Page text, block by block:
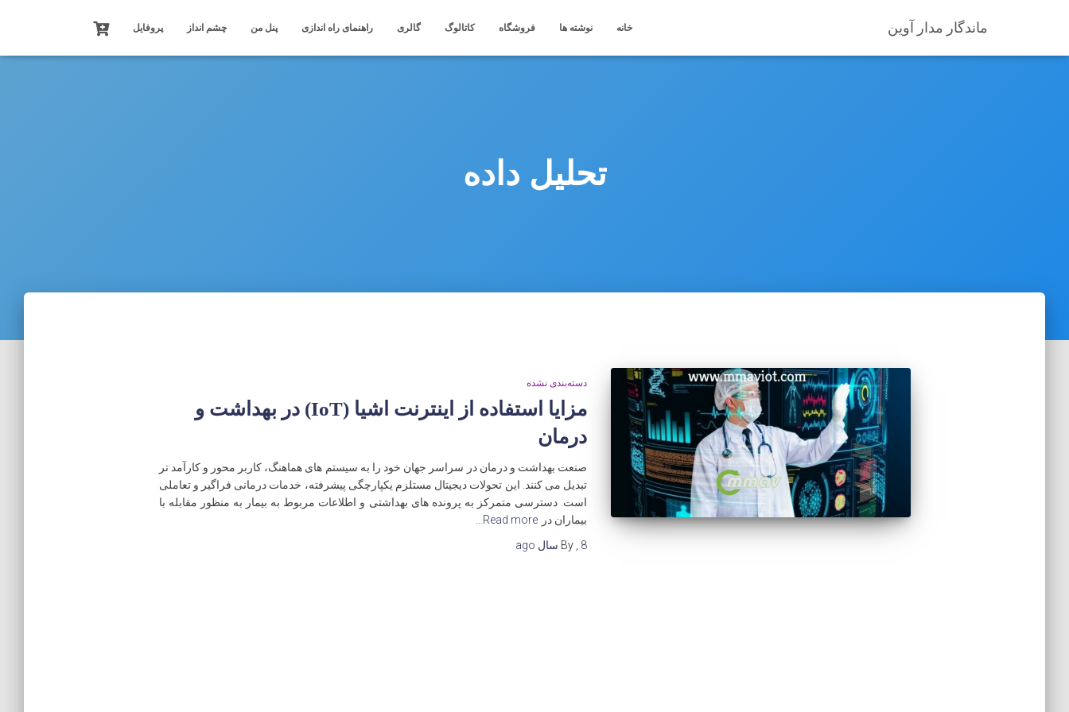
ماندگار مدار آوین خانه نوشته ها فروشگاه کاتالوگ گالری راهنمای راه اندازی پنل من چشم انداز پروفایل
تحلیل داده
دسته‌بندی نشده
مزایا استفاده از اینترنت اشیا (IoT) در بهداشت و
درمان
صنعت بهداشت و درمان در سراسر جهان خود را به سیستم های هماهنگ، کاربر محور و کارآمد تر
تبدیل می کنند. این تحولات دیجیتال مستلزم یکپارچگی پیشرفته، خدمات درمانی فراگیر و تعاملی
است. دسترسی متمرکز به پرونده های بهداشتی و اطلاعات مربوط به بیمار به منظور مقابله با
بیماران در Read more…
By
8 سال